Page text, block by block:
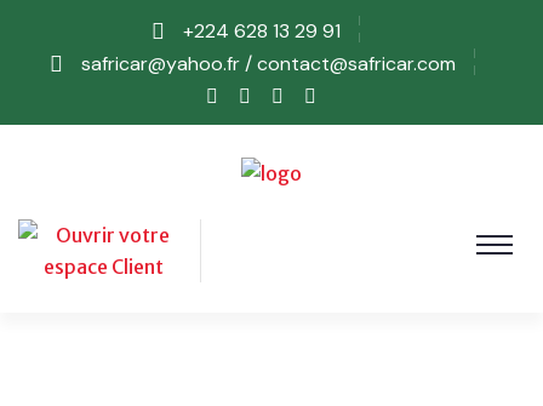
+224 628 13 29 91
safricar@yahoo.fr / contact@safricar.com